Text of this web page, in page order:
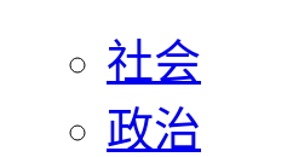
社会
政治